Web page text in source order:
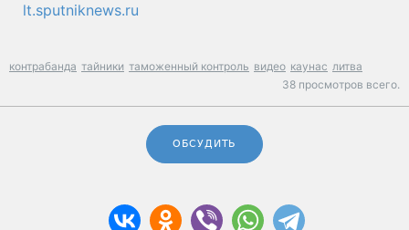
lt.sputniknews.ru
контрабанда тайники таможенный контроль видео каунас литва
38 просмотров всего.
ОБСУДИТЬ